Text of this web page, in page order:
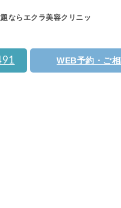
ならエクラ美容クリニッ
WEB予約・ご